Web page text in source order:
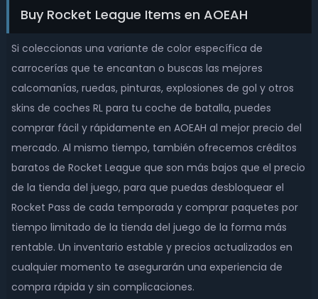
Buy Rocket League Items en AOEAH
Si coleccionas una variante de color específica de
carrocerías que te encantan o buscas las mejores
calcomanías, ruedas, pinturas, explosiones de gol y otros
skins de coches RL para tu coche de batalla, puedes
comprar fácil y rápidamente en AOEAH al mejor precio del
mercado. Al mismo tiempo, también ofrecemos créditos
baratos de Rocket League que son más bajos que el precio
de la tienda del juego, para que puedas desbloquear el
Rocket Pass de cada temporada y comprar paquetes por
tiempo limitado de la tienda del juego de la forma más
rentable. Un inventario estable y precios actualizados en
cualquier momento te asegurarán una experiencia de
compra rápida y sin complicaciones.